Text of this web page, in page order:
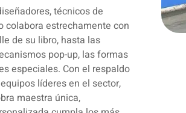
técnicos de
colabora estrechamente con
de su libro, hasta las
pop-up, las formas
especiales. Con el respaldo
líderes en el sector,
maestra única,
cumpla los más